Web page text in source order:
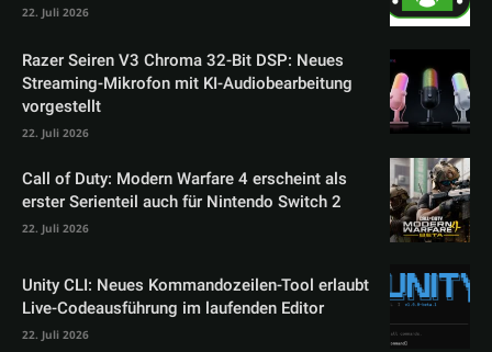
22. Juli 2026
Razer Seiren V3 Chroma 32-Bit DSP: Neues
Streaming-Mikrofon mit KI-Audiobearbeitung
vorgestellt
22. Juli 2026
Call of Duty: Modern Warfare 4 erscheint als
erster Serienteil auch für Nintendo Switch 2
22. Juli 2026
Unity CLI: Neues Kommandozeilen-Tool erlaubt
Live-Codeausführung im laufenden Editor
22. Juli 2026